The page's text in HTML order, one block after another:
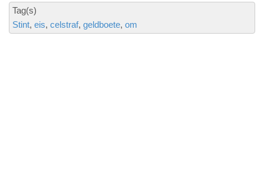
Tag(s)
Stint eis celstraf geldboete om